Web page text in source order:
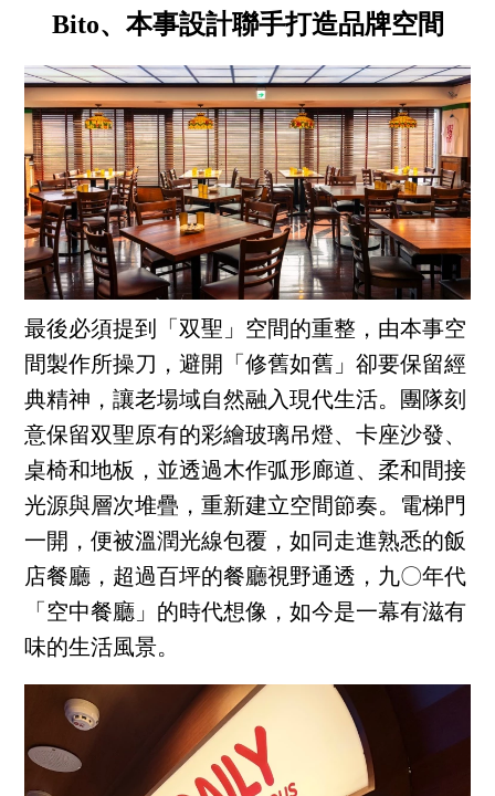
Bito、本事設計聯手打造品牌空間
最後必須提到「双聖」空間的重整，由本事空
間製作所操刀，避開「修舊如舊」卻要保留經
典精神，讓老場域自然融入現代生活。團隊刻
意保留双聖原有的彩繪玻璃吊燈、卡座沙發、
桌椅和地板，並透過木作弧形廊道、柔和間接
光源與層次堆疊，重新建立空間節奏。電梯門
一開，便被溫潤光線包覆，如同走進熟悉的飯
店餐廳，超過百坪的餐廳視野通透，九〇年代
「空中餐廳」的時代想像，如今是一幕有滋有
味的生活風景。